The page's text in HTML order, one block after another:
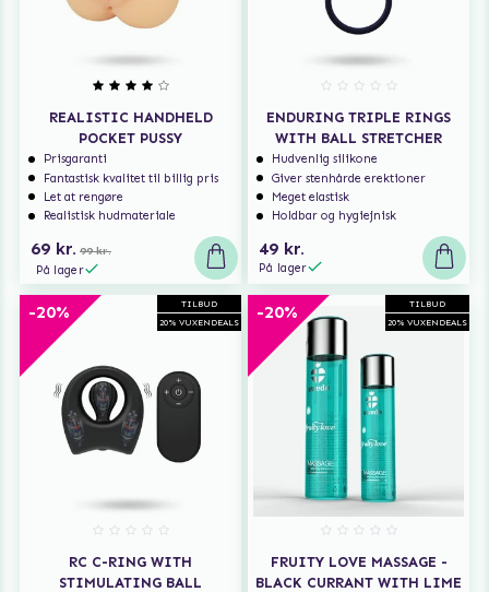
REALISTIC HANDHELD
POCKET PUSSY
Prisgaranti
Fantastisk kvalitet til billig pris
Let at rengøre
Realistisk hudmateriale
69 kr. 99 kr.
På lager
ENDURING TRIPLE RINGS
WITH BALL STRETCHER
Hudvenlig silikone
Giver stenhårde erektioner
Meget elastisk
Holdbar og hygiejnisk
49 kr.
På lager
TILBUD
20% VUXENDEALS
-20%
RC C-RING WITH
STIMULATING BALL
TILBUD
20% VUXENDEALS
-20%
FRUITY LOVE MASSAGE -
BLACK CURRANT WITH LIME